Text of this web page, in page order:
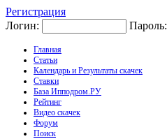
Регистрация
Логин:
Пароль:
Главная
Статьи
Календарь и Результаты скачек
Ставки
База Ипподром.РУ
Рейтинг
Видео скачек
Форум
Поиск